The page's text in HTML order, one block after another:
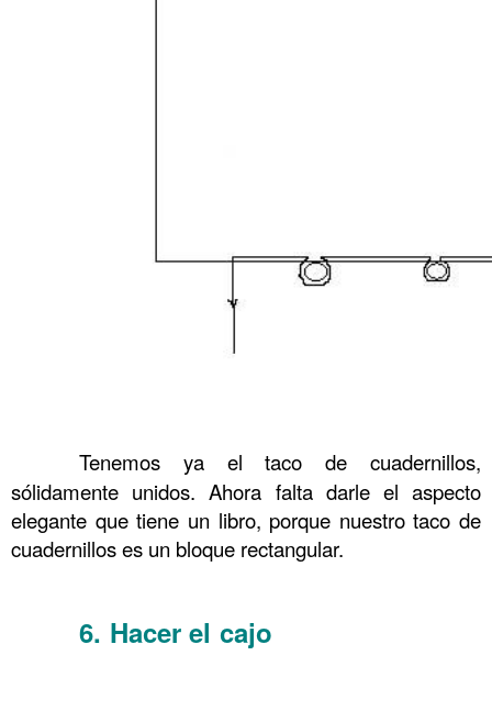
Tenemos ya el taco de cuadernillos,
sólidamente unidos. Ahora falta darle el aspecto
elegante que tiene un libro, porque nuestro taco de
cuadernillos es un bloque rectangular.
6. Hacer el cajo